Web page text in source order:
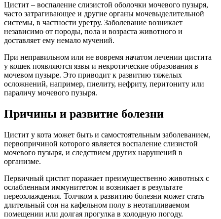
Цистит – воспаление слизистой оболочки мочевого пузыря,
часто затрагивающее и другие органы мочевыделительной
системы, в частности уретру. Заболевание возникает
независимо от породы, пола и возраста животного и
доставляет ему немало мучений.
При неправильном или не вовремя начатом лечении цистита
у кошек появляются язвы и некротические образования в
мочевом пузыре. Это приводит к развитию тяжелых
осложнений, например, пиелиту, нефриту, перитониту или
параличу мочевого пузыря.
Причины и развитие болезни
Цистит у кота может быть и самостоятельным заболеванием,
первопричиной которого является воспаление слизистой
мочевого пузыря, и следствием других нарушений в
организме.
Первичный цистит поражает преимущественно животных с
ослабленным иммунитетом и возникает в результате
переохлаждения. Толчком к развитию болезни может стать
длительный сон на кафельном полу в неотапливаемом
помещении или долгая прогулка в холодную погоду.